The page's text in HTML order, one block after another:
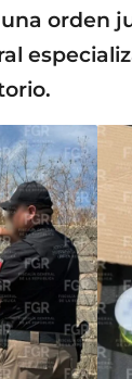
orden